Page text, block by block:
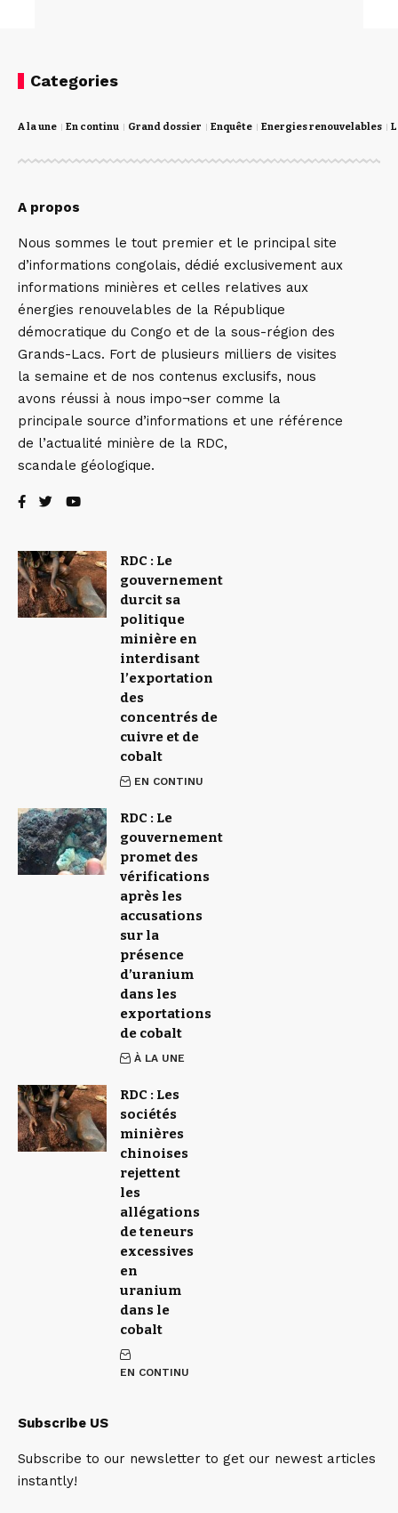
Categories
A la une En continu Grand dossier Enquête Energies renouvelables
A propos
Nous sommes le tout premier et le principal site
d’informations congolais, dédié exclusivement aux
informations minières et celles relatives aux
énergies renouvelables de la République
démocratique du Congo et de la sous-région des
Grands-Lacs. Fort de plusieurs milliers de visites
la semaine et de nos contenus exclusifs, nous
avons réussi à nous impo¬ser comme la
principale source d’informations et une référence
de l’actualité minière de la RDC,
scandale géologique.
RDC : Le
gouvernement
durcit sa
politique
minière en
interdisant
l’exportation
des
concentrés de
cuivre et de
cobalt
EN CONTINU
RDC : Le
gouvernement
promet des
vérifications
après les
accusations
sur la
présence
d’uranium
dans les
exportations
de cobalt
À LA UNE
RDC : Les
sociétés
minières
chinoises
rejettent
les
allégations
de teneurs
excessives
en
uranium
dans le
cobalt
EN CONTINU
Subscribe US
Subscribe to our newsletter to get our newest articles
instantly!